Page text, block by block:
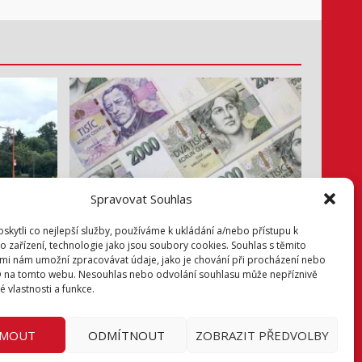
Spravovat Souhlas
co nejlepší služby, používáme k ukládání a/nebo přístupu k
zařízení, technologie jako jsou soubory cookies. Souhlas s těmito
nám umožní zpracovávat údaje, jako je chování při procházení nebo
na tomto webu. Nesouhlas nebo odvolání souhlasu může nepříznivě
vlastnosti a funkce.
ODMÍTNOUT ZOBRAZIT PŘEDVOLBY
Info z radnice
Zastupitelé jednali hlavně o penězích
1. 8. 2026